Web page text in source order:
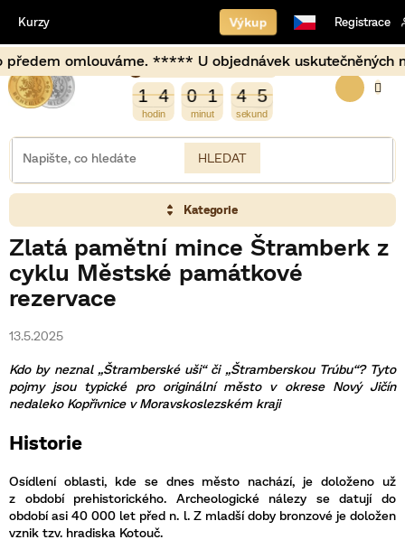
obsah
uskutečněných mimo běžné fixační
Výkup Registrace
Kurzy
Burza opět otevírá za
1
1 4
4 0
0 1
1 4
5
4 4
5
4
HLEDAT
Kategorie
Zlatá pamětní mince Štramberk z
cyklu Městské památkové
rezervace
13.5.2025
Kdo by neznal „Štramberské uši“ či „Štramberskou Trúbu“? Tyto
pojmy jsou typické pro originální město v okrese Nový Jičín
nedaleko Kopřivnice v Moravskoslezském kraji
Historie
Osídlení oblasti, kde se dnes město nachází, je doloženo už
z období prehistorického. Archeologické nálezy se datují do
období asi 40 000 let před n. l. Z mladší doby bronzové je doložen
vznik tzv. hradiska Kotouč.